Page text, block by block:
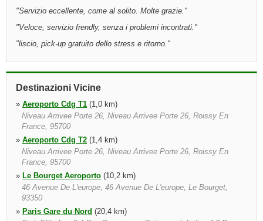
"Servizio eccellente, come al solito. Molte grazie. "
"Veloce, servizio frendly, senza i problemi incontrati. "
"liscio, pick-up gratuito dello stress e ritorno. "
Destinazioni Vicine
» Aeroporto Cdg T1 (1,0 km)
Niveau Arrivee Porte 26, Niveau Arrivee Porte 26, Roissy En
France, 95700
» Aeroporto Cdg T2 (1,4 km)
Niveau Arrivee Porte 26, Niveau Arrivee Porte 26, Roissy En
France, 95700
» Le Bourget Aeroporto (10,2 km)
46 Avenue De L'europe, 46 Avenue De L'europe, Le Bourget,
93350
» Paris Gare du Nord (20,4 km)